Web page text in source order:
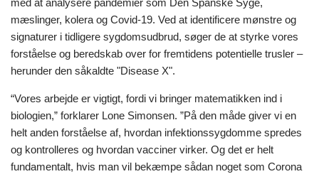
mæslinger, kolera og Covid-19. Ved at identificere mønstre og
signaturer i tidligere sygdomsudbrud, søger de at styrke vores
forståelse og beredskab over for fremtidens potentielle trusler –
herunder den såkaldte "Disease X".
“Vores arbejde er vigtigt, fordi vi bringer matematikken ind i
biologien,” forklarer Lone Simonsen. ”På den måde giver vi en
helt anden forståelse af, hvordan infektionssygdomme spredes
og kontrolleres og hvordan vacciner virker. Og det er helt
fundamentalt, hvis man vil bekæmpe sådan noget som Corona